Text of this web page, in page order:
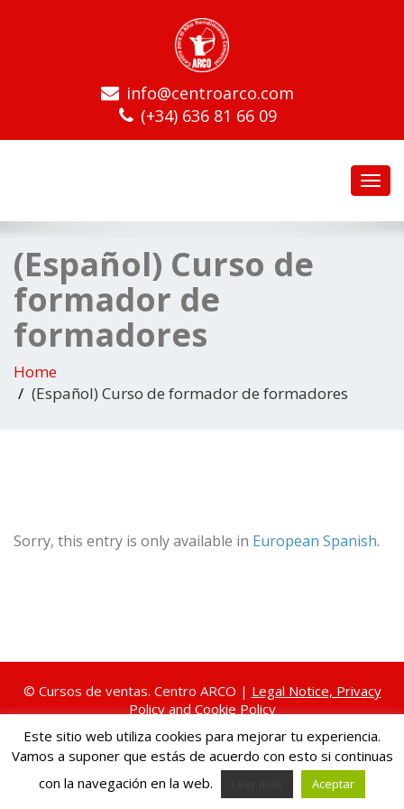
info@centroarco.com
(+34) 636 81 66 09
(Español) Curso de
formador de
formadores
Home
(Español) Curso de formador de formadores
Sorry, this entry is only available in European Spanish.
© Cursos de ventas. Centro ARCO | Legal Notice, Privacy
Policy and Cookie Policy
Este sitio web utiliza cookies para mejorar tu experiencia.
Vamos a suponer que estás de acuerdo con esto si continuas
con la navegación en la web.
Aceptar